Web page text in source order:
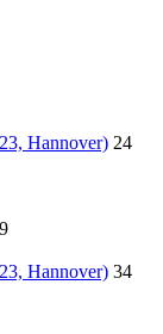
Hannover) 24
Hannover) 34